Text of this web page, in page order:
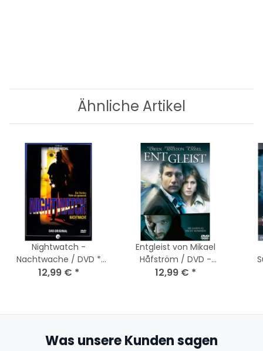
Ähnliche Artikel
Nightwatch -
Nachtwache / DVD *
Nagelneu Versiegelt
12,99 € *
Entgleist von Mikael
Håfström / DVD -
Nagelneu Versiegelt
12,99 € *
Was unsere Kunden sagen